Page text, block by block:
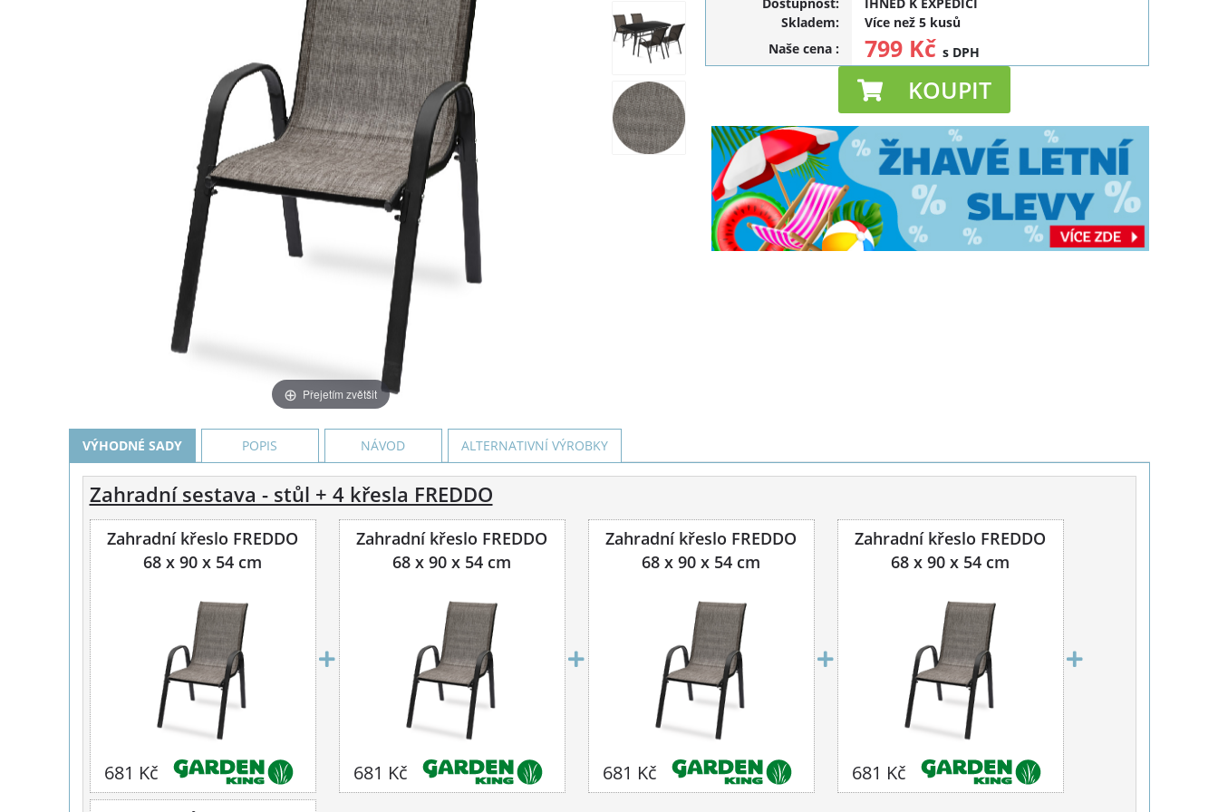
Přejetím zvětšit
Skladem:
Více než 5 kusů
Naše cena: 799 Kčs DPH
KOUPIT
VÝHODNÉ SADY POPIS NÁVOD ALTERNATIVNÍ VÝROBKY
Zahradní sestava - stůl + 4 křesla FREDDO
Zahradní křeslo FREDDO
68 x 90 x 54 cm
681 Kč
Zahradní křeslo FREDDO
68 x 90 x 54 cm
681 Kč
Zahradní křeslo FREDDO
68 x 90 x 54 cm
681 Kč
Zahradní křeslo FREDDO
68 x 90 x 54 cm
681 Kč